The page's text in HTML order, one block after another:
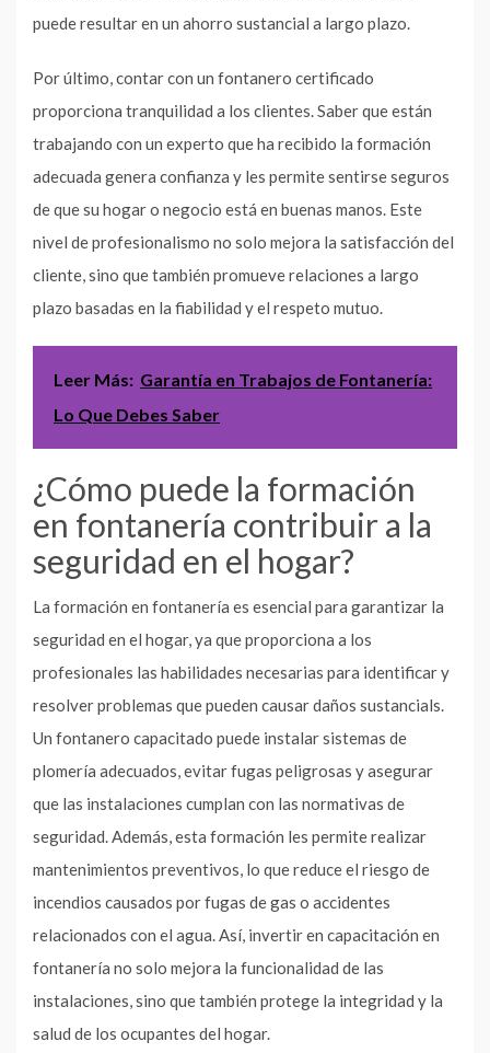
puede resultar en un ahorro sustancial a largo plazo.
Por último, contar con un fontanero certificado
proporciona tranquilidad a los clientes. Saber que están
trabajando con un experto que ha recibido la formación
adecuada genera confianza y les permite sentirse seguros
de que su hogar o negocio está en buenas manos. Este
nivel de profesionalismo no solo mejora la satisfacción del
cliente, sino que también promueve relaciones a largo
plazo basadas en la fiabilidad y el respeto mutuo.
Leer Más: Garantía en Trabajos de Fontanería:
Lo Que Debes Saber
¿Cómo puede la formación
en fontanería contribuir a la
seguridad en el hogar?
La formación en fontanería es esencial para garantizar la
seguridad en el hogar, ya que proporciona a los
profesionales las habilidades necesarias para identificar y
resolver problemas que pueden causar daños sustancials.
Un fontanero capacitado puede instalar sistemas de
plomería adecuados, evitar fugas peligrosas y asegurar
que las instalaciones cumplan con las normativas de
seguridad. Además, esta formación les permite realizar
mantenimientos preventivos, lo que reduce el riesgo de
incendios causados por fugas de gas o accidentes
relacionados con el agua. Así, invertir en capacitación en
fontanería no solo mejora la funcionalidad de las
instalaciones, sino que también protege la integridad y la
salud de los ocupantes del hogar.